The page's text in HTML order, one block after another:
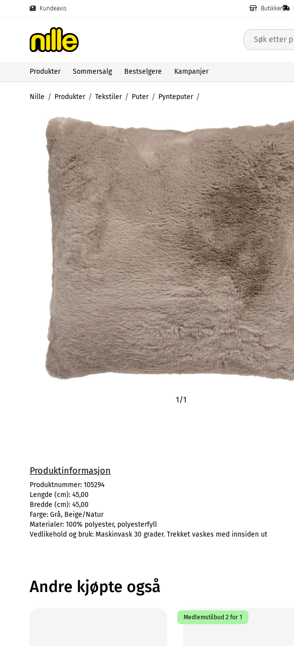
Kundeavis Butikker
Produkter Sommersalg Bestselgere Kampanjer
Nille Produkter Tekstiler Puter Pynteputer
1/1
Produktinformasjon
Produktnummer: 105294
Lengde (cm): 45,00
Bredde (cm): 45,00
Farge: Grå, Beige/Natur
Materialer: 100% polyester, polyesterfyll
Vedlikehold og bruk: Maskinvask 30 grader. Trekket vaskes med innsiden ut
Andre kjøpte også
Medlemstilbud 2 for 1